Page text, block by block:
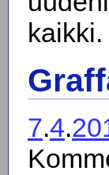
kaikki.
7.4.